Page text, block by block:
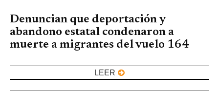
Denuncian que deportación y
abandono estatal condenaron a
muerte a migrantes del vuelo 164
LEER